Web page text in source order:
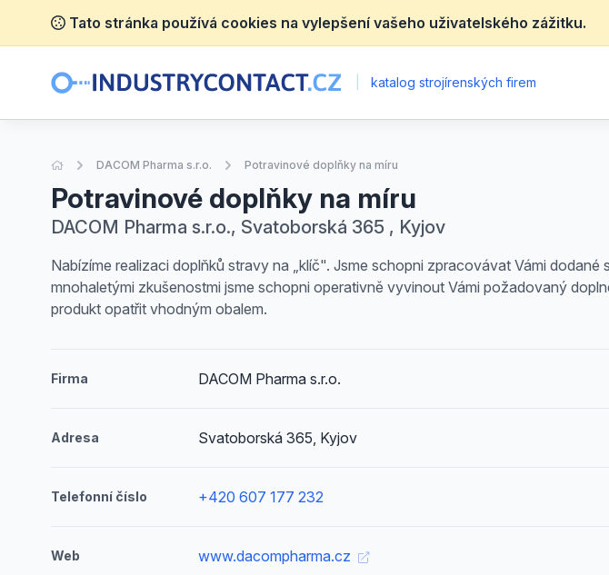
Tato stránka používá cookies na vylepšení vašeho uživatelského zážitku.
katalog strojírenských firem
Úvodní stránka
DACOM Pharma s.r.o. Potravinové doplňky na míru
Potravinové doplňky na míru
DACOM Pharma s.r.o., Svatoborská 365 , Kyjov
Nabízíme realizaci doplňků stravy na „klíč". Jsme schopni zpracovávat Vámi
mnohaletými zkušenostmi jsme schopni operativně vyvinout Vámi požadovaný
produkt opatřit vhodným obalem.
Firma DACOM Pharma s.r.o.
Adresa Svatoborská 365, Kyjov
Telefonní číslo +420 607 177 232
Web www.dacompharma.cz